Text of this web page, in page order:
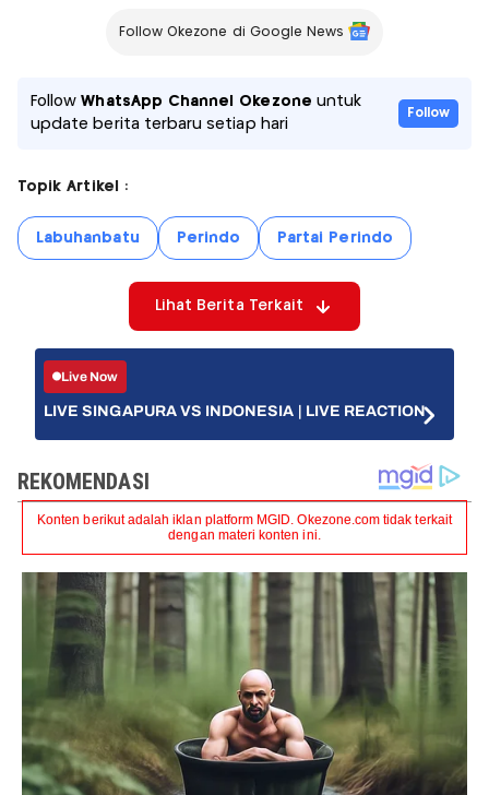
Follow Okezone di Google News
FollowWhatsApp Channel Okezone untuk
update berita terbaru setiap hari
Follow
Topik Artikel :
Labuhanbatu Perindo Partai Perindo
Lihat Berita Terkait
Live Now
LIVE SINGAPURA VS INDONESIA | LIVE REACTION